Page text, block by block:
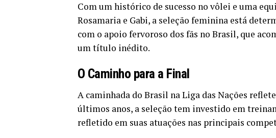
Com um histórico de sucesso no vôlei e uma
Rosamaria e Gabi, a seleção feminina está
com o apoio fervoroso dos fãs no Brasil, que
um título inédito.
O Caminho para a Final
A caminhada do Brasil na Liga das Nações
últimos anos, a seleção tem investido em
refletido em suas atuações nas principais